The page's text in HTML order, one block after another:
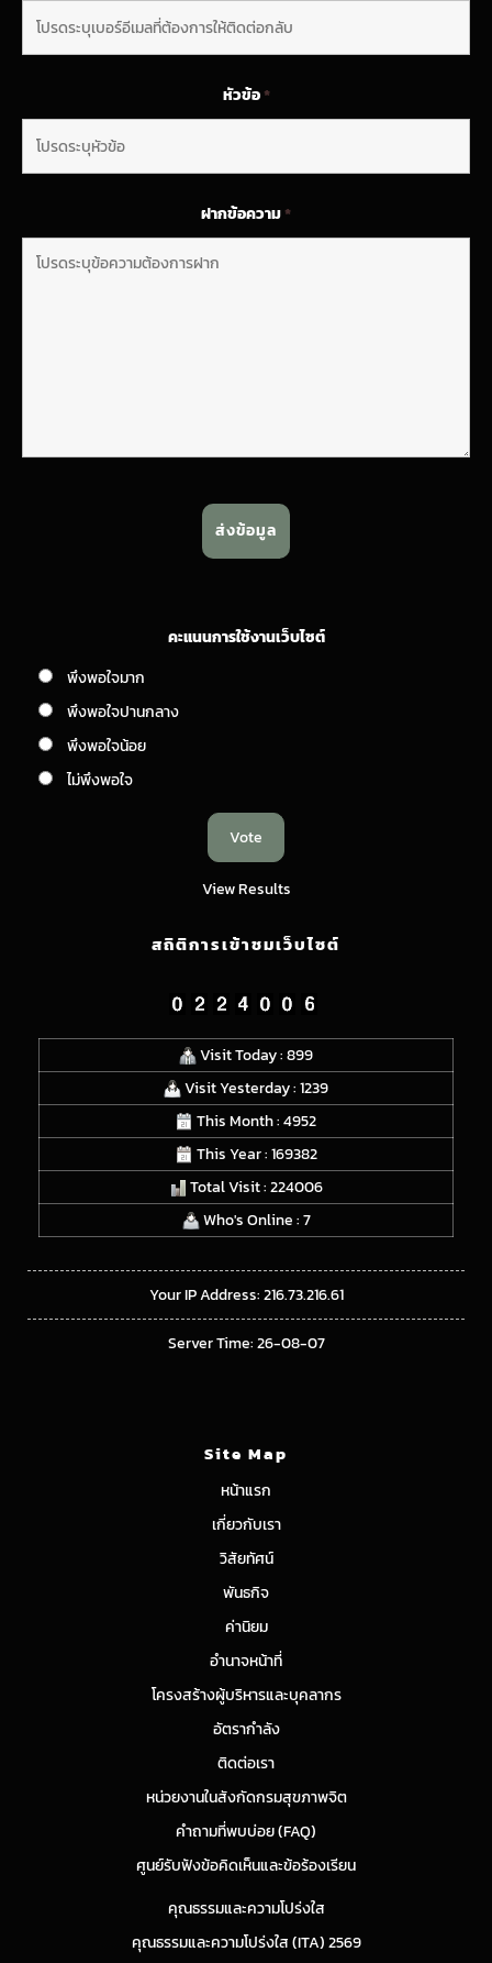
หัวข้อ*
ฝากข้อความ*
คะแนนการใช้งานเว็บไซต์
พึงพอใจมาก
พึงพอใจปานกลาง
พึงพอใจน้อย
ไม่พึงพอใจ
View Results
สถิติการเข้าชมเว็บไซต์
Visit Today : 899
Visit Yesterday : 1239
This Month : 4952
This Year : 169382
Total Visit : 224006
Who's Online : 7
Your IP Address: 216.73.216.61
Server Time: 26-08-07
Site Map
หน้าแรก
เกี่ยวกับเรา
วิสัยทัศน์
พันธกิจ
ค่านิยม
อำนาจหน้าที่
โครงสร้างผู้บริหารและบุคลากร
อัตรากำลัง
ติดต่อเรา
หน่วยงานในสังกัดกรมสุขภาพจิต
คำถามที่พบบ่อย (FAQ)
ศูนย์รับฟังข้อคิดเห็นและข้อร้องเรียน
คุณธรรมและความโปร่งใส
คุณธรรมและความโปร่งใส (ITA) 2569